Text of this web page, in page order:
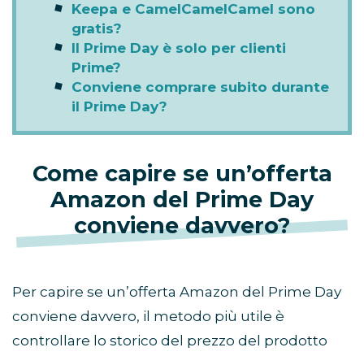
Keepa e CamelCamelCamel sono
gratis?
Il Prime Day è solo per clienti
Prime?
Conviene comprare subito durante
il Prime Day?
Come capire se un’offerta
Amazon del Prime Day
conviene davvero?
Per capire se un’offerta Amazon del Prime Day
conviene davvero, il metodo più utile è
controllare lo storico del prezzo del prodotto